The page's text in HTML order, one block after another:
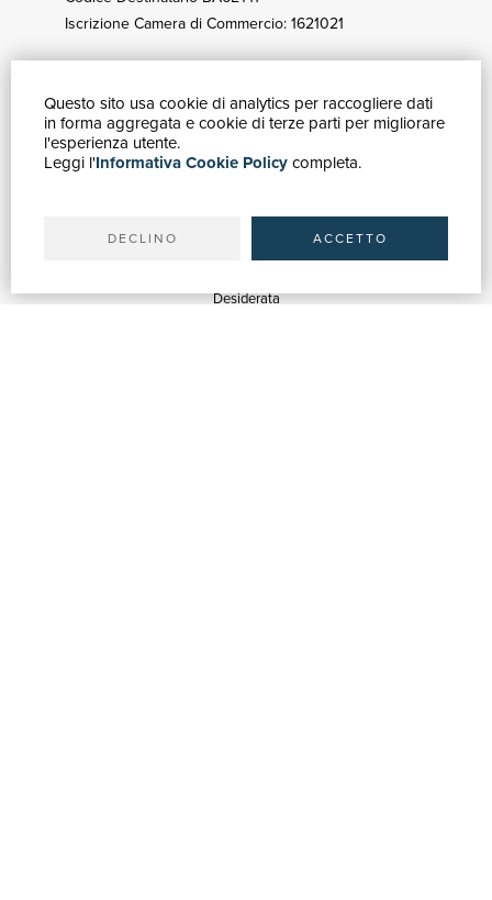
Questo sito usa cookie di analytics per raccogliere dati
in forma aggregata e cookie di terze parti per migliorare
l'esperienza utente.
Leggi l'Informativa Cookie Policycompleta.
DECLINO ACCETTO
Iscrizione Camera di Commercio: 1621021
GUIDA ACQUISTI
Catalogo
Ricerca avanzata
Spedizioni
Desiderata